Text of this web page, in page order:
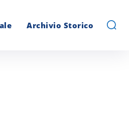
Archivio Storico